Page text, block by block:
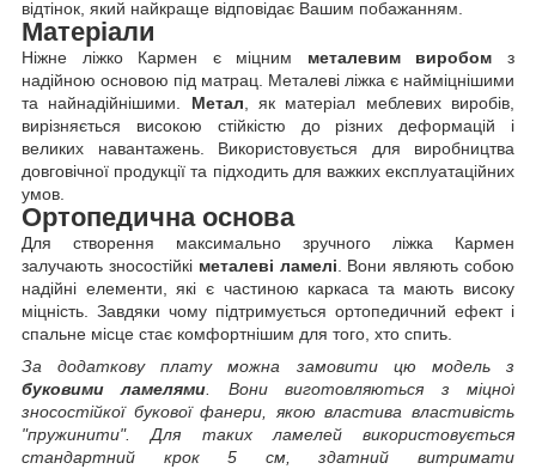
відтінок, який найкраще відповідає Вашим побажанням.
Матеріали
Ніжне ліжко Кармен є міцним металевим виробом з
надійною основою під матрац. Металеві ліжка є найміцнішими
та найнадійнішими. Метал, як матеріал меблевих виробів,
вирізняється високою стійкістю до різних деформацій і
великих навантажень. Використовується для виробництва
довговічної продукції та підходить для важких експлуатаційних
умов.
Ортопедична основа
Для створення максимально зручного ліжка Кармен
залучають зносостійкі металеві ламелі. Вони являють собою
надійні елементи, які є частиною каркаса та мають високу
міцність. Завдяки чому підтримується ортопедичний ефект і
спальне місце стає комфортнішим для того, хто спить.
За додаткову плату можна замовити цю модель з
буковими ламелями. Вони виготовляються з міцної
зносостійкої букової фанери, якою властива властивість
"пружинити". Для таких ламелей використовується
стандартний крок 5 см, здатний витримати